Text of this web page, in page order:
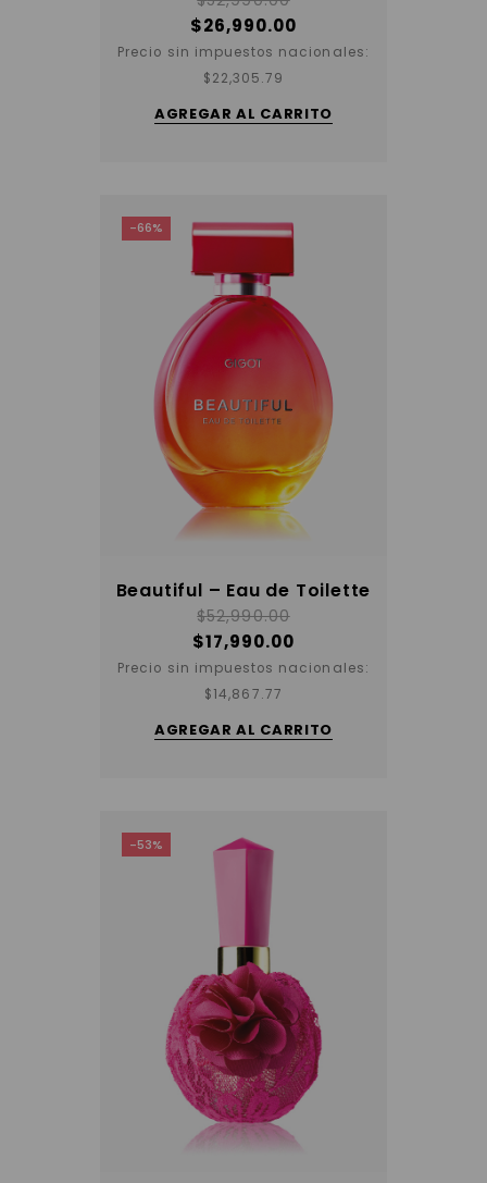
$26,990.00
Precio sin impuestos nacionales:
$22,305.79
AGREGAR AL CARRITO
-66%
Beautiful – Eau de Toilette
$52,990.00
$17,990.00
Precio sin impuestos nacionales:
$14,867.77
AGREGAR AL CARRITO
-53%